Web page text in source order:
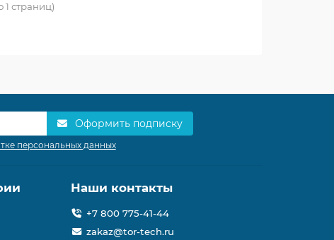
1 страниц)
Оформить подписку
персональных данных
Наши контакты
+7 800 775-41-44
zakaz@tor-tech.ru